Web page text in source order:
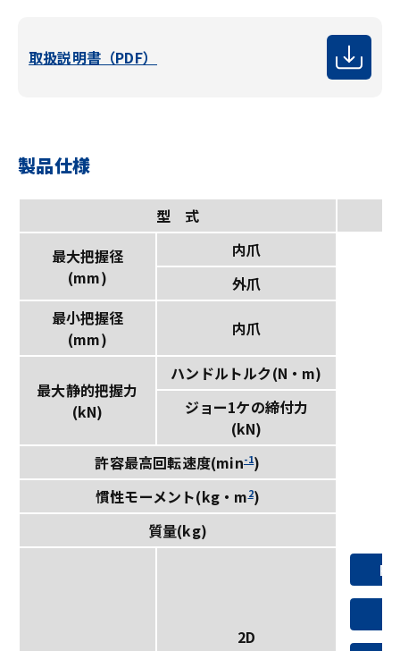
取扱説明書（PDF）
製品仕様
型 式
最大把握径
(mm)
内爪
外爪
最小把握径
(mm)
内爪
最大静的把握力
(kN)
ハンドルトルク(N・m)
ジョー1ケの締付力
(kN)
許容最高回転速度(min-1)
慣性モーメント(kg・m2)
質量(kg)
2D